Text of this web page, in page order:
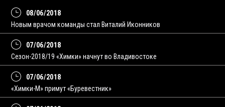
08/06/2018
Новым врачом команды стал Виталий Иконников
07/06/2018
Сезон-2018/19 «Химки» начнут во Владивостоке
07/06/2018
«Химки-М» примут «Буревестник»